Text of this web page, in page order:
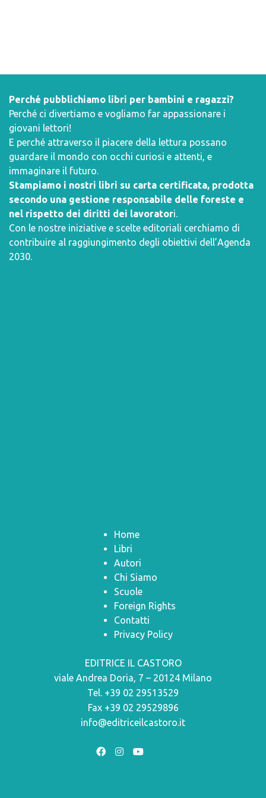
Perché pubblichiamo libri per bambini e ragazzi?
Perché ci divertiamo e vogliamo far appassionare i
giovani lettori!
E perché attraverso il piacere della lettura possano
guardare il mondo con occhi curiosi e attenti, e
immaginare il futuro.
Stampiamo i nostri libri su carta certificata, prodotta
secondo una gestione responsabile delle foreste e
nel rispetto dei diritti dei lavoratori.
Con le nostre iniziative e scelte editoriali cerchiamo di
contribuire al raggiungimento degli obiettivi dell’Agenda
2030.
Home
Libri
Autori
Chi Siamo
Scuole
Foreign Rights
Contatti
Privacy Policy
EDITRICE IL CASTORO
viale Andrea Doria, 7 – 20124 Milano
Tel. +39 02 29513529
Fax +39 02 29529896
info@editriceilcastoro.it